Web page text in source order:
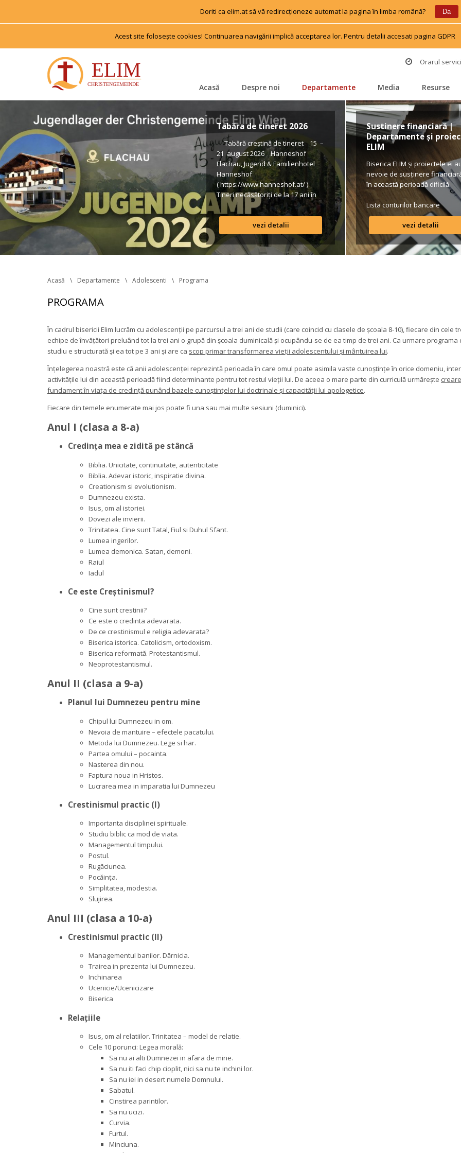
Doriti ca elim.at să vă redirecționeze automat la pagina în limba română? Da
Acest site foloseşte cookies! Continuarea navigării implică acceptarea lor. Pentru detalii accesati pagina GDPR
Orarul
Acasă Despre noi Departamente Media Resurse
Tabăra de tineret 2026
Tabără creștină de tineret 15 –
21 august 2026 Hanneshof
Flachau, Jugend & Familienhotel
Hanneshof
( https://www.hanneshof.at/ )
Tineri necăsătoriți de la 17 ani în
us € 420/ p.P. (inclusiv
Vollpension, activități, transport*)
Formular de înscriere
Regulamentul taberei *Având
în vedere că o parte din
transportul […]
vezi detalii
Sustinere financiară |
Departamente și
ELIM
Biserica ELIM și proiectele ei
nevoie de susținere
în această perioadă dificilă.
Lista conturilor bancare
vezi detalii
Acasă Departamente Adolescenti Programa
PROGRAMA
În cadrul bisericii Elim lucrăm cu adolescenții pe parcursul a trei ani de studii (care coincid cu clasele de școala 8-10), fiecare din cele
echipe de învățători preluând tot la trei ani o grupă din școala duminicală și ocupându-se de ea timp de trei ani. Ca urmare programa
tudiu e structurată și ea tot pe 3 ani și are ca cop primar transformarea vieții adolescentului și mântuirea lui.
Înțelegerea noastră este că anii adolescenței reprezintă perioada în care omul poate asimila vaste cunoștințe în orice domeniu,
activitățile lui din această perioadă fiind determinante pentru tot restul vieții lui. De aceea o mare parte din curriculă urmărește
fundament în viața de credință punând bazele cunoștințelor lui doctrinale și capacității lui apologetice.
Fiecare din temele enumerate mai jos poate fi una sau mai multe sesiuni (duminici).
Anul I (clasa a 8-a)
Credința mea e zidită pe stâncă
Biblia. Unicitate, continuitate, autenticitate
Biblia. Adevar istoric, inspiratie divina.
Creationism si evolutionism.
Dumnezeu exista.
Isus, om al istoriei.
Dovezi ale invierii.
Trinitatea. Cine sunt Tatal, Fiul si Duhul Sfant.
Lumea ingerilor.
Lumea demonica. Satan, demoni.
Raiul
Iadul
Ce este Creștinismul?
Cine sunt crestinii?
Ce este o credinta adevarata.
De ce crestinismul e religia adevarata?
Biserica istorica. Catolicism, ortodoxism.
Biserica reformată. Protestantismul.
Neoprotestantismul.
Anul II (clasa a 9-a)
Planul lui Dumnezeu pentru mine
Chipul lui Dumnezeu in om.
Nevoia de mantuire – efectele pacatului.
Metoda lui Dumnezeu. Lege si har.
Partea omului – pocainta.
Nasterea din nou.
Faptura noua in Hristos.
Lucrarea mea in imparatia lui Dumnezeu
Crestinismul practic (I)
Importanta disciplinei spirituale.
Studiu biblic ca mod de viata.
Managementul timpului.
Postul.
Rugăciunea.
Pocăința.
Simplitatea, modestia.
Slujirea.
Anul III (clasa a 10-a)
Crestinismul practic (II)
Managementul banilor. Dărnicia.
Trairea in prezenta lui Dumnezeu.
Inchinarea
Ucenicie/Ucenicizare
Biserica
Relațiile
Isus, om al relatiilor. Trinitatea – model de relatie.
Cele 10 porunci: Legea morală:
Sa nu ai alti Dumnezei in afara de mine.
Sa nu iti faci chip cioplit, nici sa nu te inchini lor.
Sa nu iei in desert numele Domnului.
Sabatul.
Cinstirea parintilor.
Sa nu ucizi.
Curvia.
Furtul.
Minciuna.